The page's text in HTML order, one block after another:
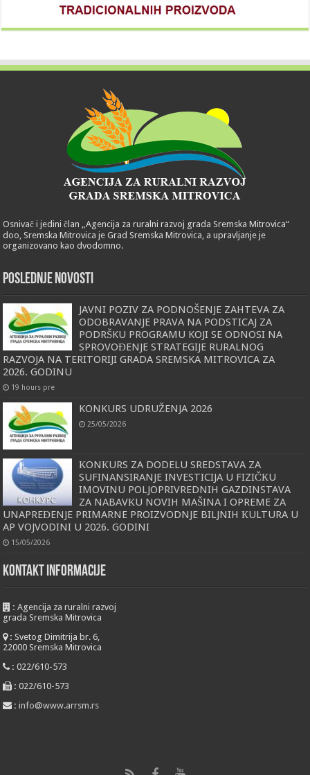
Osnivač i jedini član „Agencija za ruralni razvoj grada Sremska Mitrovica“
doo, Sremska Mitrovica je Grad Sremska Mitrovica, a upravljanje je
organizovano kao dvodomno.
POSLEDNJE NOVOSTI
JAVNI POZIV ZA PODNOŠENJE ZAHTEVA ZA
ODOBRAVANJE PRAVA NA PODSTICAJ ZA
PODRŠKU PROGRAMU KOJI SE ODNOSI NA
SPROVOĐENJE STRATEGIJE RURALNOG
RAZVOJA NA TERITORIJI GRADA SREMSKA MITROVICA ZA
2026. GODINU
19 hours pre
KONKURS UDRUŽENJA 2026
25/05/2026
КONКURS ZA DODELU SREDSTAVA ZA
SUFINANSIRANJE INVESTICIJA U FIZIČКU
IMOVINU POLJOPRIVREDNIH GAZDINSTAVA
ZA NABAVКU NOVIH MAŠINA I OPREME ZA
UNAPREĐENJE PRIMARNE PROIZVODNJE BILJNIH КULTURA U
AP VOJVODINI U 2026. GODINI
15/05/2026
KONTAKT INFORMACIJE
:Agencija za ruralni razvoj
grada Sremska Mitrovica
: Svetog Dimitrija br. 6,
22000 Sremska Mitrovica
:022/610-573
:022/610-573
: info@www.arrsm.rs